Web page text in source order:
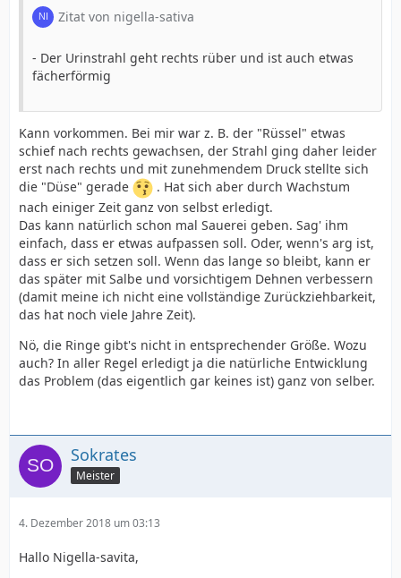
Zitat von nigella-sativa
- Der Urinstrahl geht rechts rüber und ist auch etwas
fächerförmig
Kann vorkommen. Bei mir war z. B. der "Rüssel" etwas
schief nach rechts gewachsen, der Strahl ging daher leider
erst nach rechts und mit zunehmendem Druck stellte sich
die "Düse" gerade
. Hat sich aber durch Wachstum
nach einiger Zeit ganz von selbst erledigt.
Das kann natürlich schon mal Sauerei geben. Sag' ihm
einfach, dass er etwas aufpassen soll. Oder, wenn's arg ist,
dass er sich setzen soll. Wenn das lange so bleibt, kann er
das später mit Salbe und vorsichtigem Dehnen verbessern
(damit meine ich nicht eine vollständige Zurückziehbarkeit,
das hat noch viele Jahre Zeit).
Nö, die Ringe gibt's nicht in entsprechender Größe. Wozu
auch? In aller Regel erledigt ja die natürliche Entwicklung
das Problem (das eigentlich gar keines ist) ganz von selber.
Sokrates
Meister
4. Dezember 2018 um 03:13
Hallo Nigella-savita,